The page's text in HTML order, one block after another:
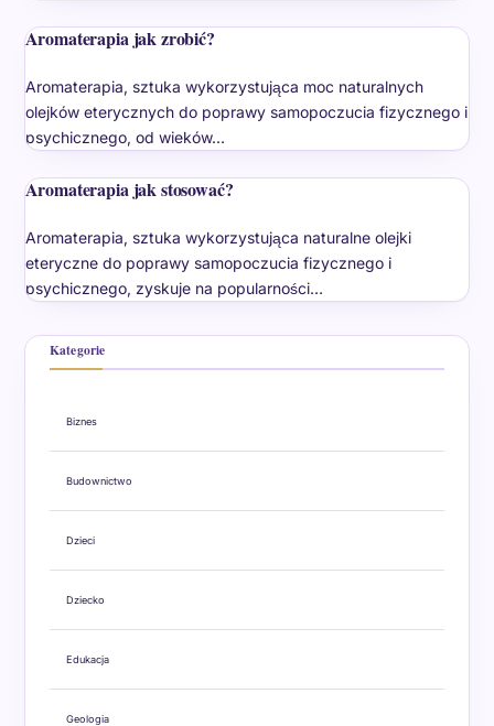
Aromaterapia jak zrobić?
Aromaterapia, sztuka wykorzystująca moc naturalnych
olejków eterycznych do poprawy samopoczucia fizycznego i
psychicznego, od wieków…
Aromaterapia jak stosować?
Aromaterapia, sztuka wykorzystująca naturalne olejki
eteryczne do poprawy samopoczucia fizycznego i
psychicznego, zyskuje na popularności…
Kategorie
Biznes
Budownictwo
Dzieci
Dziecko
Edukacja
Geologia